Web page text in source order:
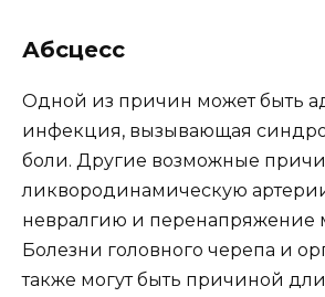
Абсцесс
Одной из причин может быть
инфекция, вызывающая
боли. Другие возможные
ликвородинамическую
невралгию и перенапряжение
Болезни головного черепа и
также могут быть причиной